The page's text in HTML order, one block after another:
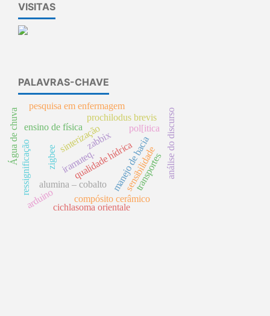
VISITAS
PALAVRAS-CHAVE
ensino de física
qualidade hídrica
manejo de bacia
compósito cerâmico
alumina – cobalto
sinterização
zigbee
zabbix
pol[itica
Água de chuva
ressignificação
cichlasoma orientale
prochilodus brevis
sensibilidade análise do discurso
pesquisa em enfermagem
transportes
iramuteq.
arduino